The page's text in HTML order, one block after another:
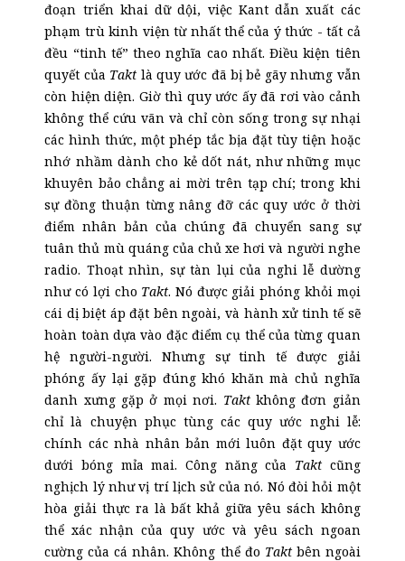
đoạn triển khai dữ dội, việc Kant dẫn xuất các
phạm trù kinh viện từ nhất thể của ý thức - tất cả
đều “tinh tế” theo nghĩa cao nhất. Điều kiện tiên
quyết của Takt là quy ước đã bị bẻ gãy nhưng vẫn
còn hiện diện. Giờ thì quy ước ấy đã rơi vào cảnh
không thể cứu vãn và chỉ còn sống trong sự nhại
các hình thức, một phép tắc bịa đặt tùy tiện hoặc
nhớ nhầm dành cho kẻ dốt nát, như những mục
khuyên bảo chẳng ai mời trên tạp chí; trong khi
sự đồng thuận từng nâng đỡ các quy ước ở thời
điểm nhân bản của chúng đã chuyển sang sự
tuân thủ mù quáng của chủ xe hơi và người nghe
radio. Thoạt nhìn, sự tàn lụi của nghi lễ dường
như có lợi cho Takt. Nó được giải phóng khỏi mọi
cái dị biệt áp đặt bên ngoài, và hành xử tinh tế sẽ
hoàn toàn dựa vào đặc điểm cụ thể của từng quan
hệ người-người. Nhưng sự tinh tế được giải
phóng ấy lại gặp đúng khó khăn mà chủ nghĩa
danh xưng gặp ở mọi nơi. Taktkhông đơn giản
chỉ là chuyện phục tùng các quy ước nghi lễ:
chính các nhà nhân bản mới luôn đặt quy ước
dưới bóng mỉa mai. Công năng của Takt cũng
nghịch lý như vị trí lịch sử của nó. Nó đòi hỏi một
hòa giải thực ra là bất khả giữa yêu sách không
thể xác nhận của quy ước và yêu sách ngoan
cường của cá nhân. Không thể đo Taktbên ngoài